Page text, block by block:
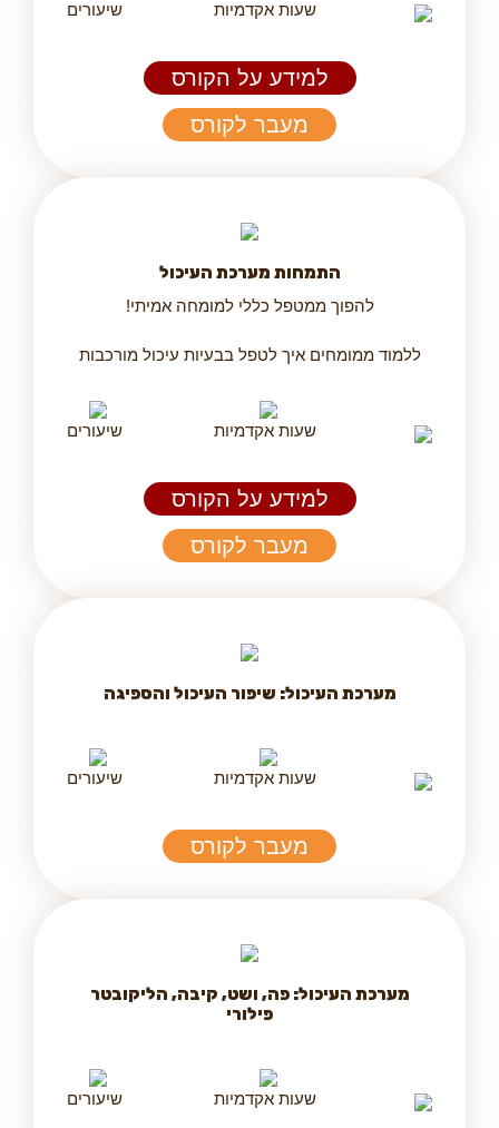
שעות אקדמיות שיעורים
למידע על הקורס
מעבר לקורס
התמחות מערכת העיכול
להפוך ממטפל כללי למומחה אמיתי!
ללמוד ממומחים איך לטפל בבעיות עיכול מורכבות
שעות אקדמיות שיעורים
למידע על הקורס
מעבר לקורס
מערכת העיכול: שיפור העיכול והספיגה
שעות אקדמיות שיעורים
מעבר לקורס
מערכת העיכול: פה, ושט, קיבה, הליקובטר
פילורי
שעות אקדמיות שיעורים